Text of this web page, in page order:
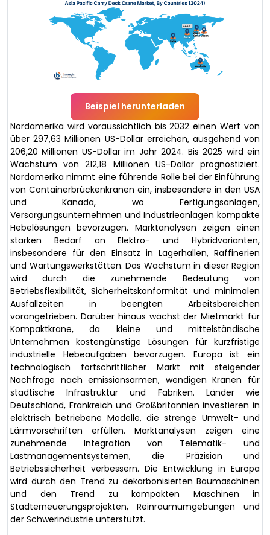
Beispiel herunterladen
Nordamerika wird voraussichtlich bis 2032 einen Wert von
über 297,63 Millionen US-Dollar erreichen, ausgehend von
206,20 Millionen US-Dollar im Jahr 2024. Bis 2025 wird ein
Wachstum von 212,18 Millionen US-Dollar prognostiziert.
Nordamerika nimmt eine führende Rolle bei der Einführung
von Containerbrückenkranen ein, insbesondere in den USA
und Kanada, wo Fertigungsanlagen,
Versorgungsunternehmen und Industrieanlagen kompakte
Hebelösungen bevorzugen. Marktanalysen zeigen einen
starken Bedarf an Elektro- und Hybridvarianten,
insbesondere für den Einsatz in Lagerhallen, Raffinerien
und Wartungswerkstätten. Das Wachstum in dieser Region
wird durch die zunehmende Bedeutung von
Betriebsflexibilität, Sicherheitskonformität und minimalen
Ausfallzeiten in beengten Arbeitsbereichen
vorangetrieben. Darüber hinaus wächst der Mietmarkt für
Kompaktkrane, da kleine und mittelständische
Unternehmen kostengünstige Lösungen für kurzfristige
industrielle Hebeaufgaben bevorzugen. Europa ist ein
technologisch fortschrittlicher Markt mit steigender
Nachfrage nach emissionsarmen, wendigen Kranen für
städtische Infrastruktur und Fabriken. Länder wie
Deutschland, Frankreich und Großbritannien investieren in
elektrisch betriebene Modelle, die strenge Umwelt- und
Lärmvorschriften erfüllen. Marktanalysen zeigen eine
zunehmende Integration von Telematik- und
Lastmanagementsystemen, die Präzision und
Betriebssicherheit verbessern. Die Entwicklung in Europa
wird durch den Trend zu dekarbonisierten Baumaschinen
und den Trend zu kompakten Maschinen in
Stadterneuerungsprojekten, Reinraumumgebungen und
der Schwerindustrie unterstützt.